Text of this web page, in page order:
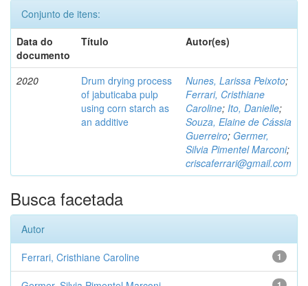
Conjunto de itens:
Data do
documento
Título Autor(es)
2020
Drum drying process
of jabuticaba pulp
using corn starch as
an additive
Nunes, Larissa Peixoto;
Ferrari, Cristhiane
Caroline; Ito, Danielle;
Souza, Elaine de Cássia
Guerreiro; Germer,
Silvia Pimentel Marconi;
criscaferrari@gmail.com
Busca facetada
Autor
1
Ferrari, Cristhiane Caroline